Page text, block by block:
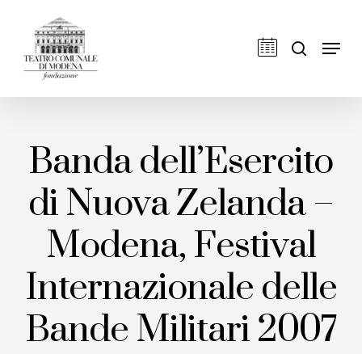
main
content
Banda dell’Esercito
di Nuova Zelanda –
Modena, Festival
Internazionale delle
Bande Militari 2007